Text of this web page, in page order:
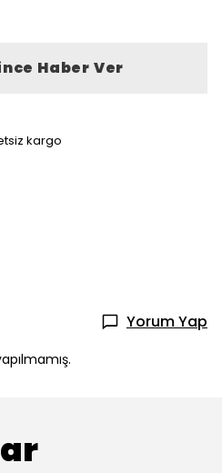
Haber Ver
kargo
Yorum Yap